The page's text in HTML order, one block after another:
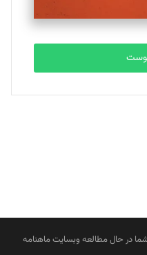
در حال مطالعه وبسایت ماهنامه